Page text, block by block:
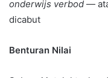
onderwijs verbod —
dicabut
Benturan Nilai